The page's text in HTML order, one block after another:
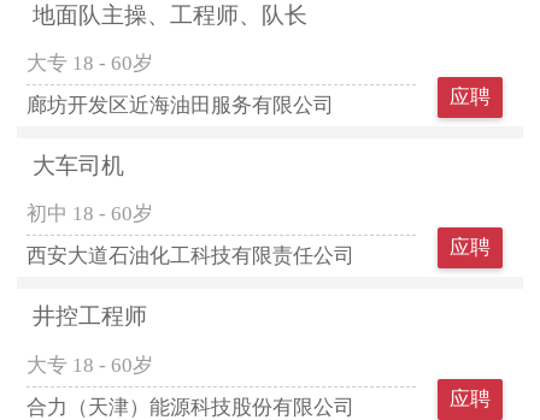
地面队主操、工程师、队长
大专 18 - 60岁
廊坊开发区近海油田服务有限公司
应聘
大车司机
初中 18 - 60岁
西安大道石油化工科技有限责任公司
应聘
井控工程师
大专 18 - 60岁
合力（天津）能源科技股份有限公司
应聘